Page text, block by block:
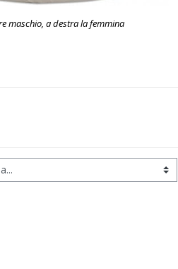
maschio, a destra la femmina